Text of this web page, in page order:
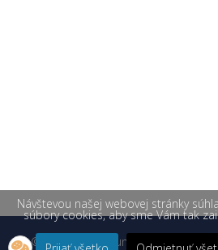
© 2026 Žilinská univerzita v Žiline.
Návštevou našej webovej stránky
súbory cookies, aby sme Vám tak